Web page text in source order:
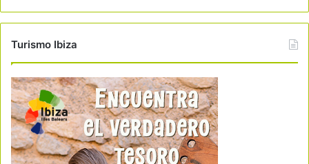
Turismo Ibiza